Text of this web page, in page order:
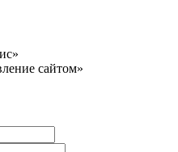
сайтом»